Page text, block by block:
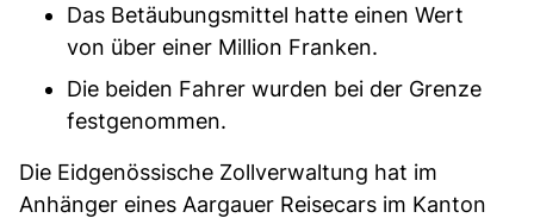
Das Betäubungsmittel hatte einen Wert
von über einer Million Franken.
Die beiden Fahrer wurden bei der Grenze
festgenommen.
Die Eidgenössische Zollverwaltung hat im
Anhänger eines Aargauer Reisecars im Kanton